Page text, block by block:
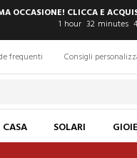
OCCASIONE! CLICCA E
1 hour 32 minutes
frequenti Consigli
CASA SOLARI